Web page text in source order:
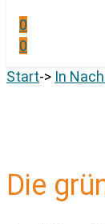
0
0
Start-> In
Die